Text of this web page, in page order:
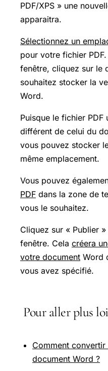
PDF/XPS » une
apparaitra.
Sélectionnez un
pour votre fichier
fenêtre, cliquez sur le
souhaitez stocker la
Word.
Puisque le fichier
différent de celui du
vous pouvez stocker
même emplacement.
Vous pouvez
PDF dans la zone de
vous le souhaitez.
Cliquez sur « Publier
fenêtre. Cela créera
votre document Word
vous avez spécifié.
Pour aller plus
Comment
document Word ?